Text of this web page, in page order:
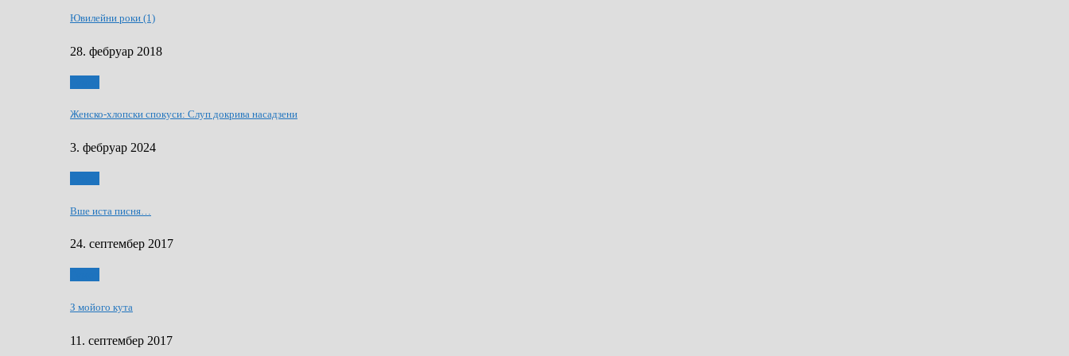
Ювилейни роки (1)
28. фебруар 2018
Женско-хлопски спокуси: Слуп докрива насадзени
3. фебруар 2024
Вше иста писня…
24. септембер 2017
З мойого кута
11. септембер 2017